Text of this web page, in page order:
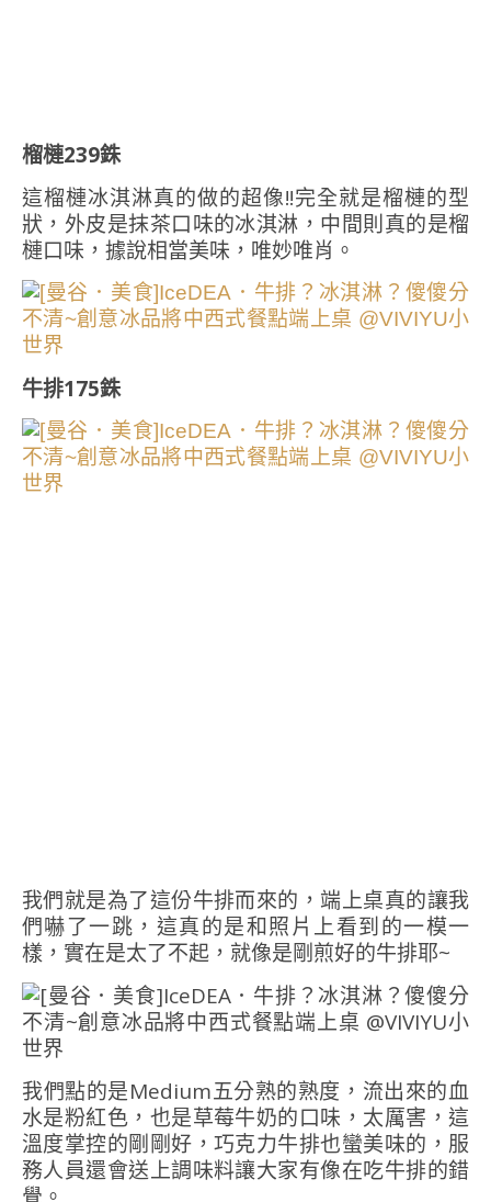
榴槤239銖
這榴槤冰淇淋真的做的超像!!完全就是榴槤的型
狀，外皮是抹茶口味的冰淇淋，中間則真的是榴
槤口味，據說相當美味，唯妙唯肖。
牛排175銖
我們就是為了這份牛排而來的，端上桌真的讓我
們嚇了一跳，這真的是和照片上看到的一模一
樣，實在是太了不起，就像是剛煎好的牛排耶~
我們點的是Medium五分熟的熟度，流出來的血
水是粉紅色，也是草莓牛奶的口味，太厲害，這
溫度掌控的剛剛好，巧克力牛排也蠻美味的，服
務人員還會送上調味料讓大家有像在吃牛排的錯